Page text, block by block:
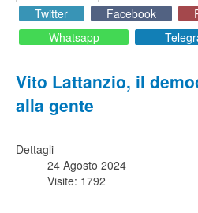
Twitter
Facebook
Whatsapp
Vito Lattanzio, il
alla gente
Dettagli
24 Agosto 2024
Visite: 1792